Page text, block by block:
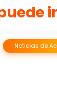
Noticias de